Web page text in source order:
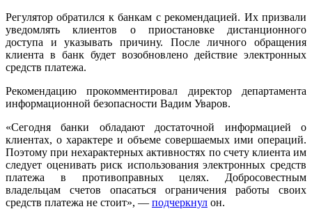
Регулятор обратился к банкам с рекомендацией. Их призвали
уведомлять клиентов о приостановке дистанционного
доступа и указывать причину. После личного обращения
клиента в банк будет возобновлено действие электронных
средств платежа.
Рекомендацию прокомментировал директор департамента
информационной безопасности Вадим Уваров.
«Сегодня банки обладают достаточной информацией о
клиентах, о характере и объеме совершаемых ими операций.
Поэтому при нехарактерных активностях по счету клиента им
следует оценивать риск использования электронных средств
платежа в противоправных целях. Добросовестным
владельцам счетов опасаться ограничения работы своих
средств платежа не стоит», — подчеркнул он.